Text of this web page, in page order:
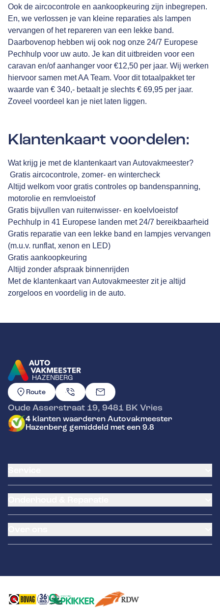
Ook de aircocontrole en aankoopkeuring zijn inbegrepen.
En, we verlossen je van kleine reparaties als lampen
vervangen of het repareren van een lekke band.
Daarbovenop hebben wij ook nog onze 24/7 Europese
Pechhulp voor uw auto. Je kan dit uitbreiden voor een
caravan en/of aanhanger voor €12,50 per jaar. Wij werken
hiervoor samen metAA Team. Voor dit totaalpakket ter
waarde van € 340,- betaalt je slechts € 69,95 per jaar.
Zoveel voordeel kan je niet laten liggen.
Klantenkaart voordelen:
Wat krijg je met de klantenkaart van Autovakmeester?
Gratis aircocontrole, zomer- en wintercheck
Altijd welkom voor gratis controles op bandenspanning,
motorolie en remvloeistof
Gratis bijvullen van ruitenwisser- en koelvloeistof
Pechhulp in 41 Europese landen met 24/7 bereikbaarheid
Gratis reparatie van een lekke band en lampjes vervangen
(m.u.v. runflat, xenon en LED)
Gratis aankoopkeuring
Altijd zonder afspraak binnenrijden
Met de klantenkaart van Autovakmeester zit je altijd
zorgeloos en voordelig in de auto.
HAZENBERG
GA NAAR DE HOMEPAGINA
Route
Oude Asserstraat 19, 9481 BKVries
4 klanten waarderen Autovakmeester
Hazenberg gemiddeld met een 9.8
Banden service
Klantenkaart
Schade en reparatie